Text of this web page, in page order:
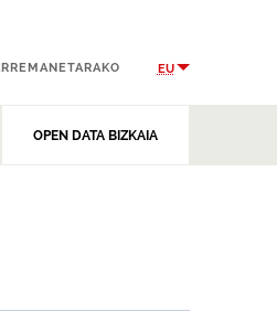
OPEN DATA BIZKAIA
EU